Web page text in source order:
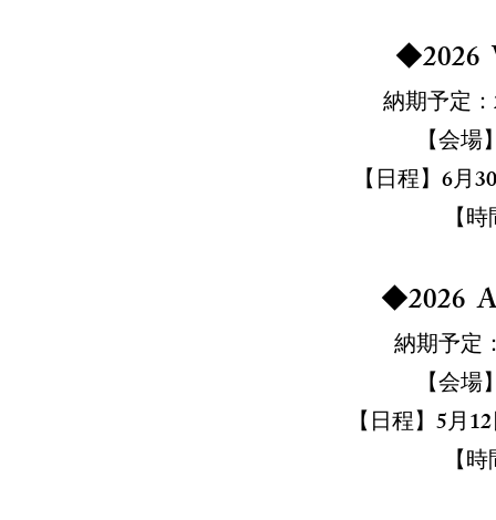
◆2026
納期予定
【会
【日程】6月
【
◆2026
納期予定
【会
【日程】5月
【